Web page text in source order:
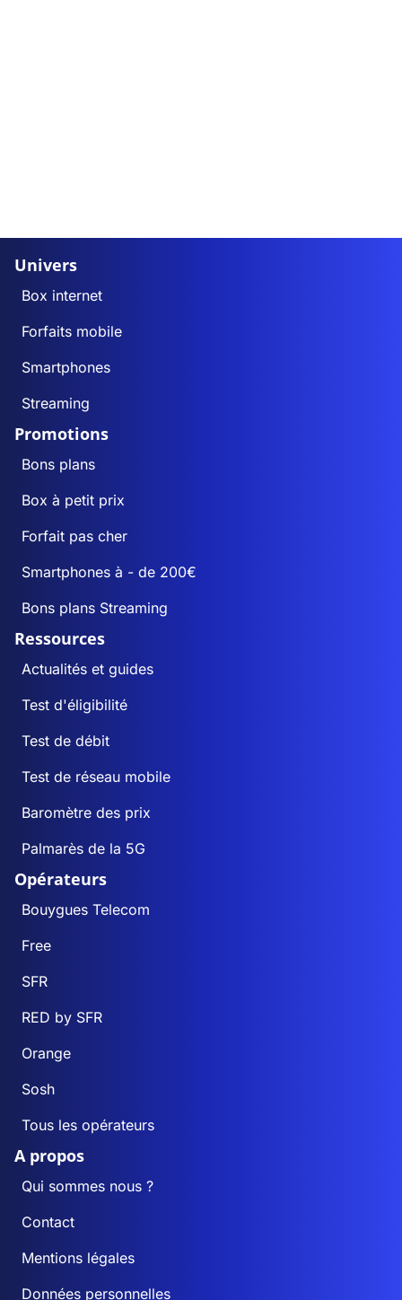
Univers
Box internet
Forfaits mobile
Smartphones
Streaming
Promotions
Bons plans
Box à petit prix
Forfait pas cher
Smartphones à - de 200€
Bons plans Streaming
Ressources
Actualités et guides
Test d'éligibilité
Test de débit
Test de réseau mobile
Baromètre des prix
Palmarès de la 5G
Opérateurs
Bouygues Telecom
Free
SFR
RED by SFR
Orange
Sosh
Tous les opérateurs
A propos
Qui sommes nous ?
Contact
Mentions légales
Données personnelles